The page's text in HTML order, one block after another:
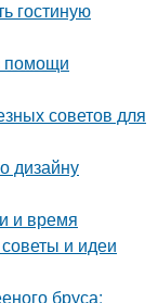
гостиную
помощи
советов для
дизайну
и время
и идеи
бруса: